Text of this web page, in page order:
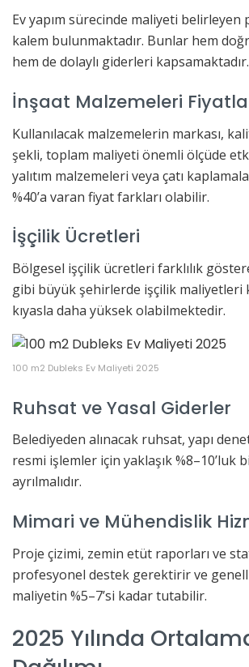
Ev yapım sürecinde maliyeti belirleyen
kalem bulunmaktadır. Bunlar hem
hem de dolaylı giderleri kapsamaktadır.
İnşaat Malzemeleri
Kullanılacak malzemelerin markası,
şekli, toplam maliyeti önemli ölçüde
yalıtım malzemeleri veya çatı
%40’a varan fiyat farkları olabilir.
İşçilik Ücretleri
Bölgesel işçilik ücretleri farklılık
gibi büyük şehirlerde işçilik maliyetleri
kıyasla daha yüksek olabilmektedir.
100 m2 Dubleks Ev Maliyeti 2025
Ruhsat ve Yasal Giderler
Belediyeden alınacak ruhsat, yapı
resmi işlemler için yaklaşık %8–10’luk
ayrılmalıdır.
Mimari ve Mühendislik
Proje çizimi, zemin etüt raporları ve
profesyonel destek gerektirir ve
maliyetin %5–7’si kadar tutabilir.
2025 Yılında